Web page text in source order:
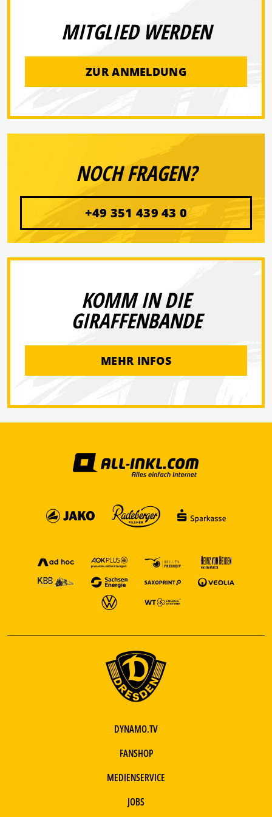
MITGLIED WERDEN
ZUR ANMELDUNG
NOCH FRAGEN?
+49 351 439 43 0
KOMM IN DIE
GIRAFFENBANDE
MEHR INFOS
DYNAMO.TV
FANSHOP
MEDIENSERVICE
JOBS